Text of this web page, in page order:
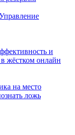
и
жёстком онлайн
на место
ложь